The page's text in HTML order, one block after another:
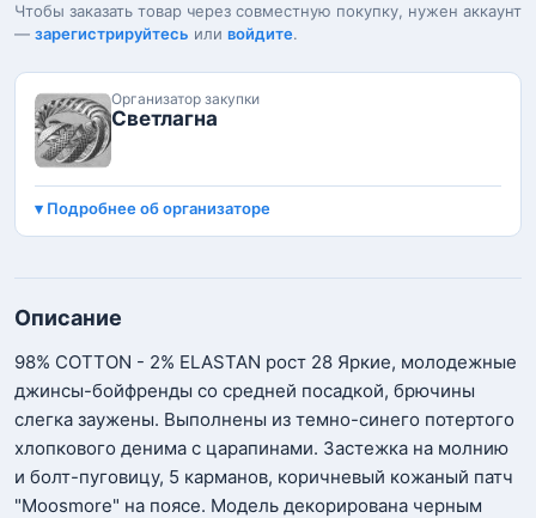
Чтобы заказать товар через совместную покупку, нужен аккаунт
— зарегистрируйтесь или войдите.
Организатор закупки
Светлагна
Подробнее об организаторе
Описание
98% COTTON - 2% ELASTAN рост 28 Яркие, молодежные
джинсы-бойфренды со средней посадкой, брючины
слегка заужены. Выполнены из темно-синего потертого
хлопкового денима с царапинами. Застежка на молнию
и болт-пуговицу, 5 карманов, коричневый кожаный патч
"Moosmore" на поясе. Модель декорирована черным